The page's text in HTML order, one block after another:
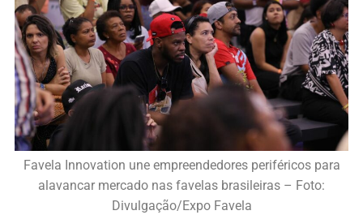
Favela Innovation une empreendedores periféricos para
alavancar mercado nas favelas brasileiras – Foto:
Divulgação/Expo Favela